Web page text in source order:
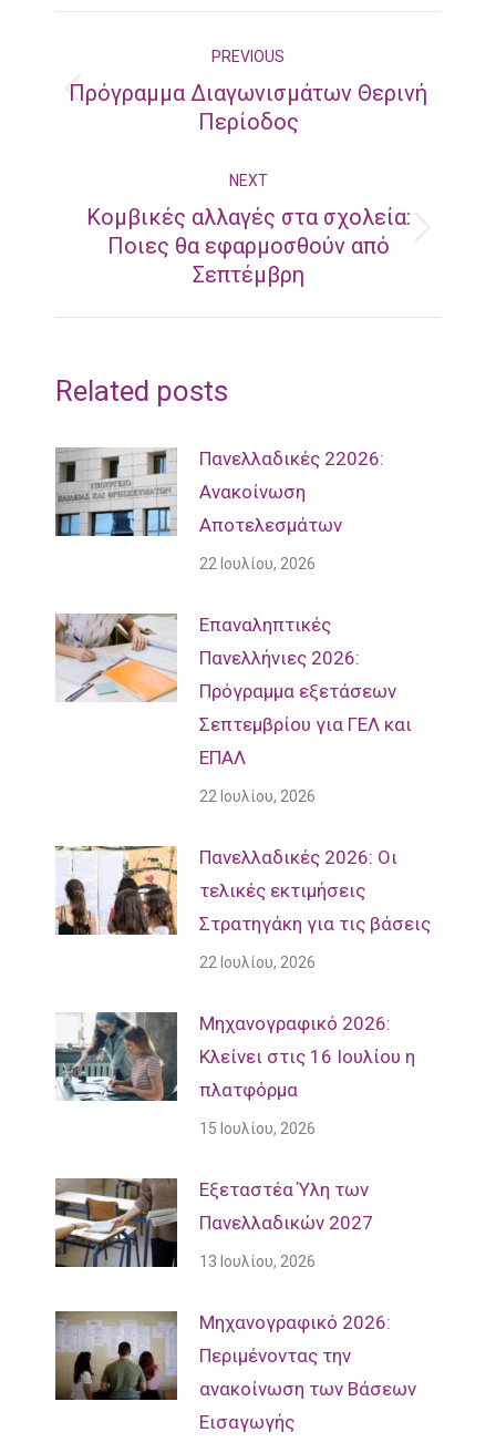
navigationPREVIOUS
Previous
Πρόγραμμα Διαγωνισμάτων Θερινή
Περίοδος
NEXT
Next
post:
Κομβικές αλλαγές στα σχολεία:
Ποιες θα εφαρμοσθούν από
Σεπτέμβρη
Related posts
Πανελλαδικές 22026:
Ανακοίνωση
Αποτελεσμάτων
22 Ιουλίου, 2026
Επαναληπτικές
Πανελλήνιες 2026:
Πρόγραμμα εξετάσεων
Σεπτεμβρίου για ΓΕΛ και
ΕΠΑΛ
22 Ιουλίου, 2026
Πανελλαδικές 2026: Οι
τελικές εκτιμήσεις
Στρατηγάκη για τις βάσεις
22 Ιουλίου, 2026
Μηχανογραφικό 2026:
Κλείνει στις 16 Ιουλίου η
πλατφόρμα
15 Ιουλίου, 2026
Εξεταστέα Ύλη των
Πανελλαδικών 2027
13 Ιουλίου, 2026
Mηχανογραφικό 2026:
Περιμένοντας την
ανακοίνωση των Βάσεων
Εισαγωγής